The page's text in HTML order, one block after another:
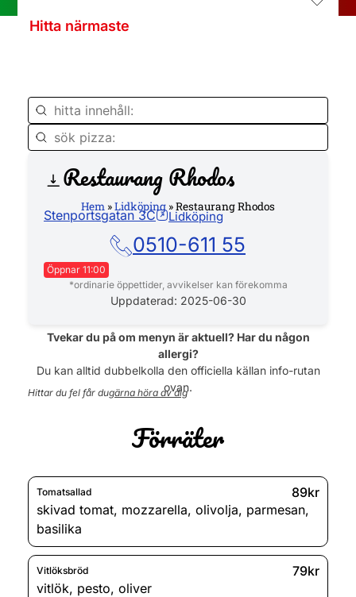
Hitta närmaste
Restaurang Rhodos
Hem »Lidköping»Restaurang Rhodos
Stenportsgatan 3C Lidköping
0510-611 55
Öppnar 11:00
Måndag
11:00 - 22:00
Onsdag
11:00 - 22:00
Fredag
11:00 - 01:00
Lördag
*ordinarie öppettider, avvikelser kan förekomma
Uppdaterad: 2025-06-30
Tvekar du på om menyn är aktuell? Har du någon
allergi?
Du kan alltid dubbelkolla den officiella källan info-rutan
ovan.
Hittar du fel får dugärna höra av dig
Förräter
Tomatsallad
89kr
skivad tomat, mozzarella, olivolja, parmesan,
basilika
Vitlöksbröd
79kr
vitlök, pesto, oliver